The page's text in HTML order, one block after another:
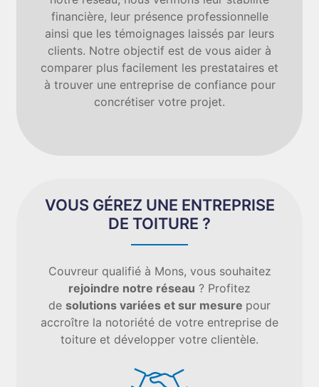
financière, leur présence professionnelle
ainsi que les témoignages laissés par leurs
clients. Notre objectif est de vous aider à
comparer plus facilement les prestataires et
à trouver une entreprise de confiance pour
concrétiser votre projet.
VOUS GÉREZ UNE ENTREPRISE
DE TOITURE ?
Couvreur qualifié à Mons, vous souhaitez
rejoindre notre réseau ? Profitez
de solutions variées et sur mesure pour
accroître la notoriété de votre entreprise de
toiture et développer votre clientèle.